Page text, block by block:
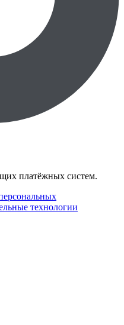
платёжных систем.
технологии